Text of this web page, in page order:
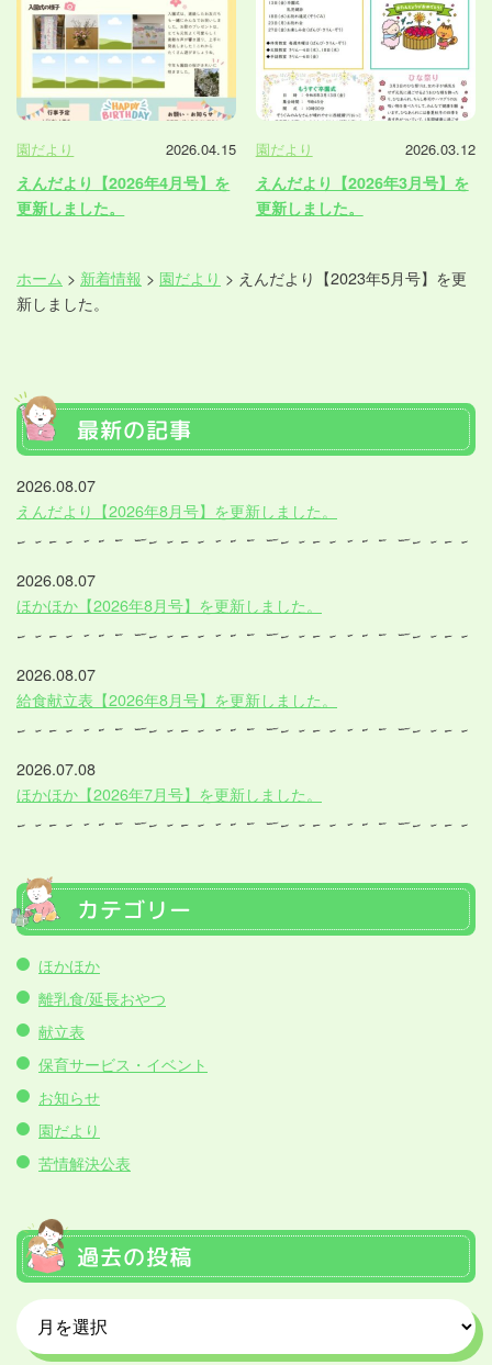
園だより 2026.04.15
えんだより【2026年4月号】を
更新しました。
園だより 2026.03.12
えんだより【2026年3月号】を
更新しました。
ホーム > 新着情報 > 園だより > えんだより【2023年5月号】を更
新しました。
最新の記事
2026.08.07
えんだより【2026年8月号】を更新しました。
2026.08.07
ほかほか【2026年8月号】を更新しました。
2026.08.07
給食献立表【2026年8月号】を更新しました。
2026.07.08
ほかほか【2026年7月号】を更新しました。
カテゴリー
ほかほか
離乳食/延長おやつ
献立表
保育サービス・イベント
お知らせ
園だより
苦情解決公表
過去の投稿